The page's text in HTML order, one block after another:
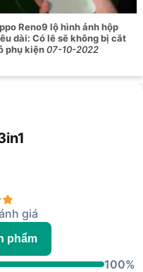
Châu, Đà Nẵng
Phường Hòa Khánh, Đà
Ma Thuột, Đắk Lắk
Điện Biên Phủ, Điện
Phước, Đồng Nai
Long Khánh, Đồng Nai
Tam Hiệp, Đồng Nai
Phường Long Bình,
Reno9 lộ hình ảnh hộp
dài: Có lẽ sẽ không bị cắt
phụ kiện07-10-2022
giá
phẩm
100%